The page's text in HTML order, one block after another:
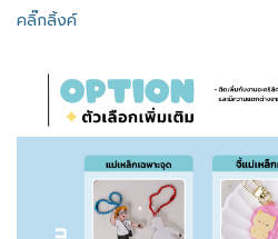
คลิ๊กลิ้งค์